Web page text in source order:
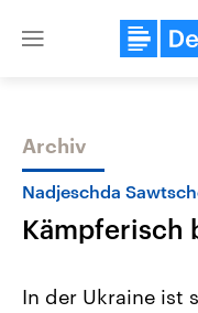
Close
Themen
Archiv
Nadjeschda
Kämpferisch
In der Ukraine ist